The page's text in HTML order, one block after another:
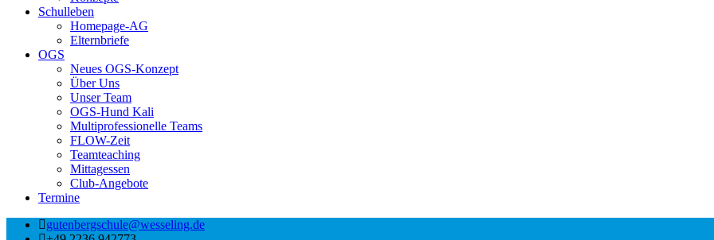
Schulleben
Homepage-AG
Elternbriefe
OGS
Neues OGS-Konzept
Über Uns
Unser Team
OGS-Hund Kali
Multiprofessionelle Teams
FLOW-Zeit
Teamteaching
Mittagessen
Club-Angebote
Termine
gutenbergschule@wesseling.de